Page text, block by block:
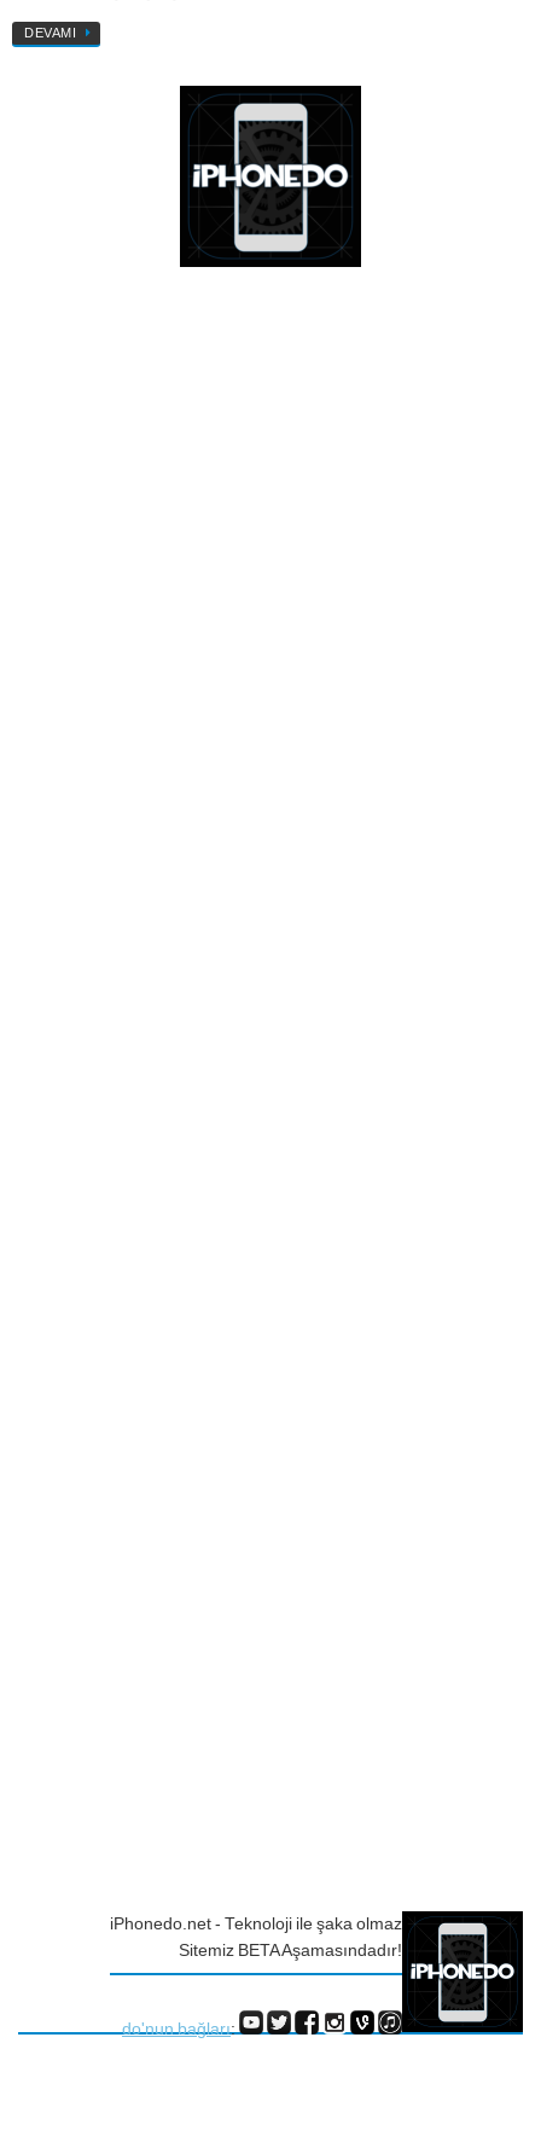
DEVAMI
iPhonedo.net - Teknoloji ile şaka olmaz
Sitemiz BETA Aşamasındadır!
do'nun bağları: